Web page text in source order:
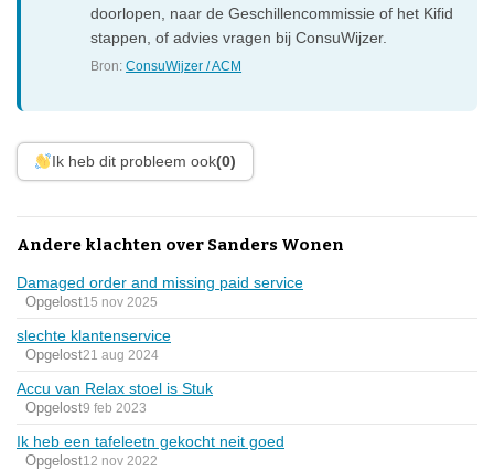
doorlopen, naar de Geschillencommissie of het Kifid
stappen, of advies vragen bij ConsuWijzer.
Bron:ConsuWijzer / ACM
Ik heb dit probleem ook(0)
Andere klachten over Sanders Wonen
Damaged order and missing paid service
Opgelost15 nov 2025
slechte klantenservice
Opgelost21 aug 2024
Accu van Relax stoel is Stuk
Opgelost9 feb 2023
Ik heb een tafeleetn gekocht neit goed
Opgelost12 nov 2022